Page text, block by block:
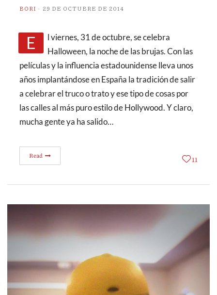
BORI 29 DE OCTUBRE DE 2014
El viernes, 31 de octubre, se celebra
Halloween, la noche de las brujas. Con las
películas y la influencia estadounidense lleva unos
años implantándose en España la tradición de salir
a celebrar el truco o trato y ese tipo de cosas por
las calles al más puro estilo de Hollywood. Y claro,
mucha gente ya ha salido…
Read 11